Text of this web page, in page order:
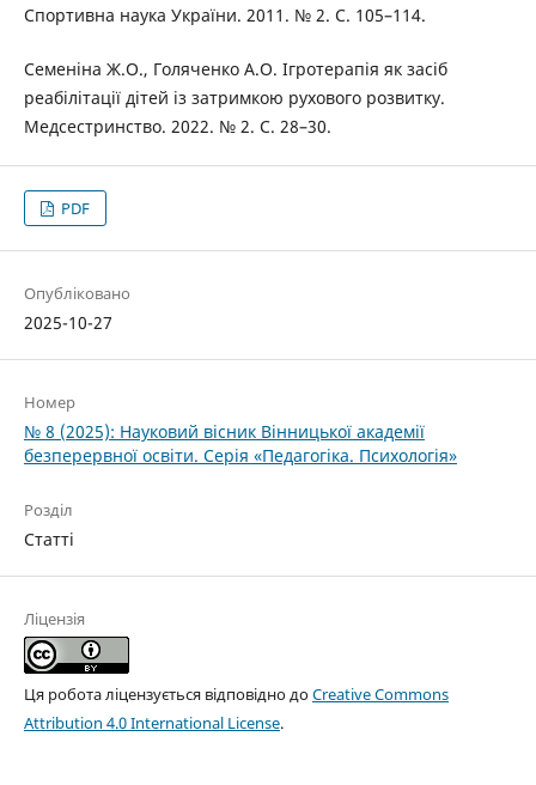
Спортивна наука України. 2011. № 2. С. 105–114.
Семеніна Ж.О., Голяченко А.О. Ігротерапія як засіб
реабілітації дітей із затримкою рухового розвитку.
Медсестринство. 2022. № 2. С. 28–30.
PDF
Опубліковано
2025-10-27
Номер
№ 8 (2025): Науковий вісник Вінницької академії
безперервної освіти. Серія «Педагогіка. Психологія»
Розділ
Статті
Ліцензія
Ця робота ліцензується відповідно доCreative Commons
Attribution 4.0 International License.